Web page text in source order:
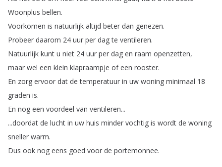
Woonplus bellen.
Voorkomen is natuurlijk altijd beter dan genezen.
Probeer daarom 24 uur per dag te ventileren.
Natuurlijk kunt u niet 24 uur per dag en raam openzetten,
maar wel een klein klapraampje of een rooster.
En zorg ervoor dat de temperatuur in uw woning minimaal 18
graden is.
En nog een voordeel van ventileren...
...doordat de lucht in uw huis minder vochtig is wordt de woning
sneller warm.
Dus ook nog eens goed voor de portemonnee.